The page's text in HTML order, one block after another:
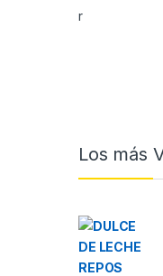
Brands Los más